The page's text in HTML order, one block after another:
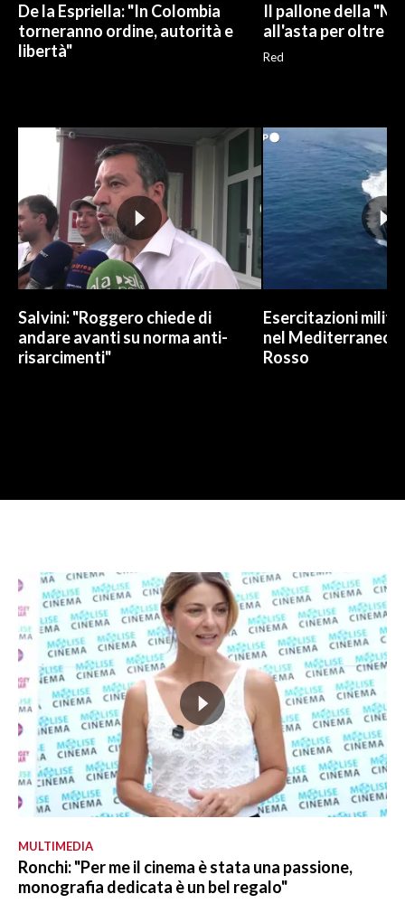
De la Espriella: "In Colombia
torneranno ordine, autorità e
libertà"
Il pallone della
all'asta per oltre
Red
Salvini: "Roggero chiede di
andare avanti su norma anti-
risarcimenti"
Esercitazioni
nel Mediterraneo
Rosso
MULTIMEDIA
Ronchi: "Per me il cinema è stata una passione,
monografia dedicata è un bel regalo"